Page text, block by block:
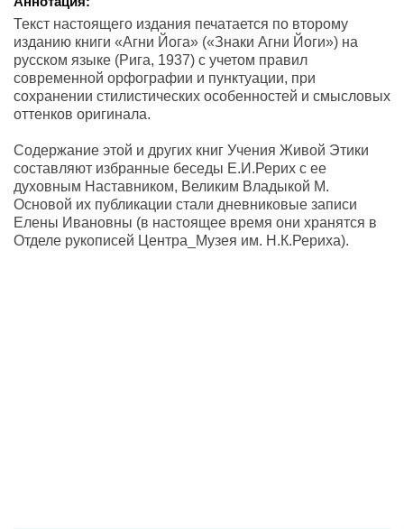
Текст настоящего издания печатается по второму
изданию книги «Агни Йога» («Знаки Агни Йоги») на
русском языке (Рига, 1937) с учетом правил
современной орфографии и пунктуации, при
сохранении стилистических особенностей и смысловых
оттенков оригинала.
Содержание этой и других книг Учения Живой Этики
составляют избранные беседы Е.И.Рерих с ее
духовным Наставником, Великим Владыкой М.
Основой их публикации стали дневниковые записи
Елены Ивановны (в настоящее время они хранятся в
Отделе рукописей Центра_Музея им. Н.К.Рериха).